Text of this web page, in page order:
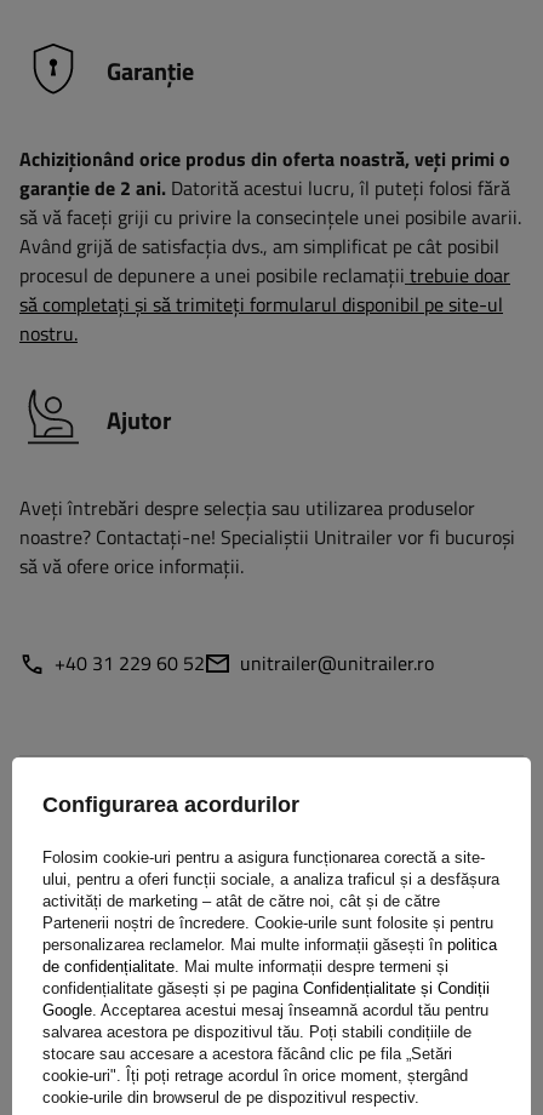
Garanție
Achiziționând orice produs din oferta noastră, veți primi o
garanție de 2 ani. Datorită acestui lucru, îl puteți folosi fără
să vă faceți griji cu privire la consecințele unei posibile avarii.
Având grijă de satisfacția dvs., am simplificat pe cât posibil
procesul de depunere a unei posibile reclamații trebuie doar
să completați și să trimiteți formularul disponibil pe site-ul
nostru.
Ajutor
Aveți întrebări despre selecția sau utilizarea produselor
noastre? Contactaţi-ne! Specialiștii Unitrailer vor fi bucuroși
să vă ofere orice informații.
+40 31 229 60 52 unitrailer@unitrailer.ro
Specificație
Livrare
Pune o întrebare
Opinie(0)
Scrie-ți părerea
Configurarea acordurilor
Folosim cookie-uri pentru a asigura funcționarea corectă a site-
ului, pentru a oferi funcții sociale, a analiza traficul și a desfășura
activități de marketing – atât de către noi, cât și de către
Partenerii noștri de încredere. Cookie-urile sunt folosite și pentru
personalizarea reclamelor. Mai multe informații găsești în politica
de confidențialitate. Mai multe informații despre termeni și
confidențialitate găsești și pe pagina Confidențialitate și Condiții
Google. Acceptarea acestui mesaj înseamnă acordul tău pentru
salvarea acestora pe dispozitivul tău. Poți stabili condițiile de
stocare sau accesare a acestora făcând clic pe fila „Setări
cookie-uri". Îți poți retrage acordul în orice moment, ștergând
cookie-urile din browserul de pe dispozitivul respectiv.